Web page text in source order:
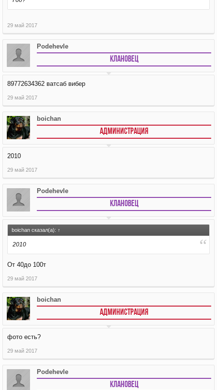
29 май 2017
Podehevle
Клановец
89772634362 ватсаб вибер
29 май 2017
boichan
АДМИНИСТРАЦИЯ
2010
29 май 2017
Podehevle
Клановец
boichan сказал(а): ↑
2010
От 40до 100т
29 май 2017
boichan
АДМИНИСТРАЦИЯ
фото есть?
29 май 2017
Podehevle
Клановец